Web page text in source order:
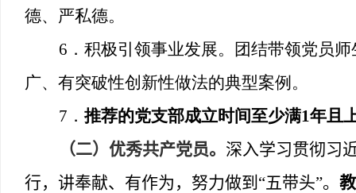
德、严私德。
6 ．积极引领事业发展。团结带领党员
广、有突破性创新性做法的典型案例。
7 ．推荐的党支部成立时间至少满1年且
（二）优秀共产党员。 深入学习贯彻习
行，讲奉献、有作为，努力做到 “五带头”。